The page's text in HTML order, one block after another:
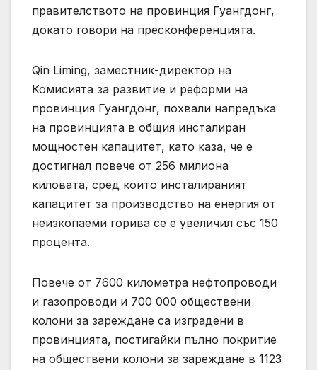
правителството на провинция Гуангдонг,
докато говори на пресконференцията.
Qin Liming, заместник-директор на
Комисията за развитие и реформи на
провинция Гуангдонг, похвали напредъка
на провинцията в общия инсталиран
мощностен капацитет, като каза, че е
достигнал повече от 256 милиона
киловата, сред които инсталираният
капацитет за производство на енергия от
неизкопаеми горива се е увеличил със 150
процента.
Повече от 7600 километра нефтопроводи
и газопроводи и 700 000 обществени
колони за зареждане са изградени в
провинцията, постигайки пълно покритие
на обществени колони за зареждане в 1123